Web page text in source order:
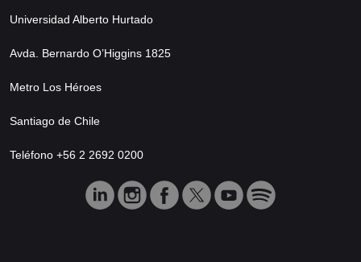
Universidad Alberto Hurtado
Avda. Bernardo O’Higgins 1825
Metro Los Héroes
Santiago de Chile
Teléfono +56 2 2692 0200